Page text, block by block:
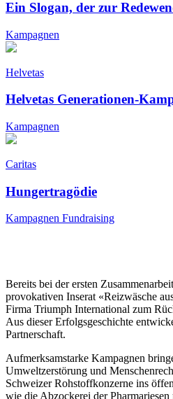
Ein Slogan, der zur
Kampagnen
Helvetas
Helvetas Generationen-
Kampagnen
Caritas
Hungertragödie
Kampagnen Fundraising
Bereits bei der ersten
provokativen Inserat «Reizwäsche
Firma Triumph International zum
Aus dieser Erfolgsgeschichte
Partnerschaft.
Aufmerksamstarke Kampagnen
Umweltzerstörung und
Schweizer Rohstoffkonzerne ins
wie die Abzockerei der